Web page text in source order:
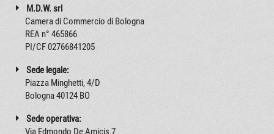
M.D.W. srl
Camera di Commercio di Bologna
REA n° 465866
PI/CF 02766841205
Sede legale:
Piazza Minghetti, 4/D
Bologna 40124 BO
Sede operativa:
Via Edmondo De Amicis 7